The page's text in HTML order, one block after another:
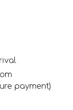
payment)